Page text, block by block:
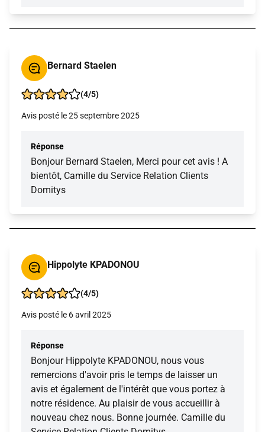
Bernard Staelen
(4/5)
Avis posté le 25 septembre 2025
Réponse
Bonjour Bernard Staelen, Merci pour cet avis ! A
bientôt, Camille du Service Relation Clients
Domitys
Hippolyte KPADONOU
(4/5)
Avis posté le 6 avril 2025
Réponse
Bonjour Hippolyte KPADONOU, nous vous
remercions d'avoir pris le temps de laisser un
avis et également de l'intérêt que vous portez à
notre résidence. Au plaisir de vous accueillir à
nouveau chez nous. Bonne journée. Camille du